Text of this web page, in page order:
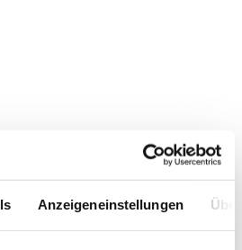
Anzeigeneinstellungen